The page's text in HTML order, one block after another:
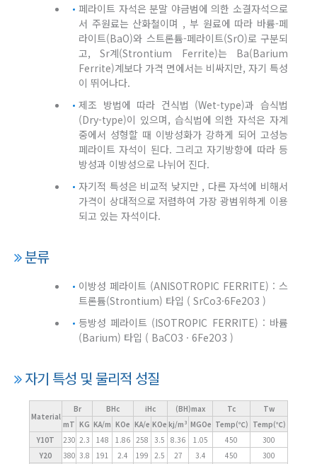
페라이트 자석은 분말 야금범에 의한 소결자석으로
서 주원료는 산화철이며 , 부 원료에 따라 바륨-페
라이트(BaO)와 스트론튬-페라이트(SrO)로 구분되
고, Sr계(Strontium Ferrite)는 Ba(Barium
Ferrite)계보다 가격 면에서는 비싸지만, 자기 특성
이 뛰어나다.
제조 방법에 따라 건식법 (Wet-type)과 습식법
(Dry-type)이 있으며, 습식법에 의한 자석은 자계
중에서 성형할 때 이방성화가 강하게 되어 고성능
페라이트 자석이 된다. 그리고 자기방향에 따라 등
방성과 이방성으로 나뉘어 진다.
자기적 특성은 비교적 낮지만 , 다른 자석에 비해서
가격이 상대적으로 저렴하여 가장 광범위하게 이용
되고 있는 자석이다.
분류
이방성 페라이트 (ANISOTROPIC FERRITE) : 스
트론튬(Strontium) 타입 ( SrCo3·6Fe2O3 )
등방성 페라이트 (ISOTROPIC FERRITE) : 바륨
(Barium) 타입 ( BaCO3 · 6Fe2O3 )
자기 특성 및 물리적 성질
Material
Br BHc iHc (BH)max Tc
Tw
mT KG KA/m KOe KA/e KOe kj/m³ MGOe Temp(℃) Temp(℃)
Y10T
230 2.3 148 1.86 258 3.5 8.36 1.05 450
300
Y20
380 3.8 191 2.4 199 2.5 27 3.4 450
300